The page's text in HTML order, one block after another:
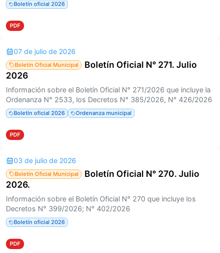
Boletín oficial 2026
PDF
07 de julio de 2026
Boletín Oficial Municipal
Boletín Oficial N° 271. Julio
2026
Información sobre el Boletín Oficial N° 271/2026 que incluye la
Ordenanza N° 2533, los Decretos N° 385/2026, N° 426/2026
Boletín oficial 2026 Ordenanza municipal
PDF
03 de julio de 2026
Boletín Oficial Municipal
Boletín Oficial N° 270. Julio
2026.
Información sobre el Boletín Oficial N° 270 que incluye los
Decretos N° 399/2026; N° 402/2026
Boletín oficial 2026
PDF